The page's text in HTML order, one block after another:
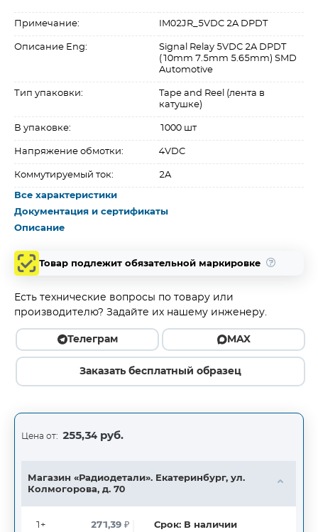
Примечание: IM02JR_5VDC 2A DPDT
Описание Eng:
Signal Relay 5VDC 2A DPDT
(10mm 7.5mm 5.65mm) SMD
Automotive
Тип упаковки:
Tape and Reel (лента в
катушке)
В упаковке: 1000 шт
Напряжение обмотки: 4VDC
Коммутируемый ток: 2A
Все характеристики
Документация и сертификаты
Описание
Товар подлежит обязательной маркировке
Есть технические вопросы по товару или
производителю? Задайте их нашему инженеру.
Телеграм MAX
Заказать бесплатный образец
Цена от: 255,34 руб.
Магазин «Радиодетали». Екатеринбург, ул.
Колмогорова, д. 70
1+
271,39₽
Срок: В наличии